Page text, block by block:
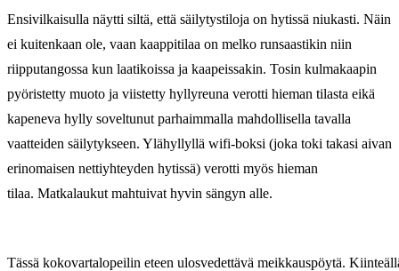
Ensivilkaisulla näytti siltä, että säilytystiloja on hytissä niukasti. Näin
ei kuitenkaan ole, vaan kaappitilaa on melko runsaastikin niin
riipputangossa kun laatikoissa ja kaapeissakin. Tosin kulmakaapin
pyöristetty muoto ja viistetty hyllyreuna verotti hieman tilasta eikä
kapeneva hylly soveltunut parhaimmalla mahdollisella tavalla
vaatteiden säilytykseen. Ylähyllyllä wifi-boksi (joka toki takasi aivan
erinomaisen nettiyhteyden hytissä) verotti myös hieman
tilaa. Matkalaukut mahtuivat hyvin sängyn alle.
Tässä kokovartalopeilin eteen ulosvedettävä meikkauspöytä.